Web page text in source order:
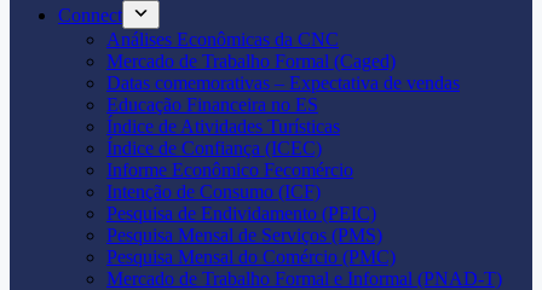
Connect
Análises Econômicas da CNC
Mercado de Trabalho Formal (Caged)
Datas comemorativas – Expectativa de vendas
Educação Financeira no ES
Índice de Atividades Turísticas
Índice de Confiança (ICEC)
Informe Econômico Fecomércio
Intenção de Consumo (ICF)
Pesquisa de Endividamento (PEIC)
Pesquisa Mensal de Serviços (PMS)
Pesquisa Mensal do Comércio (PMC)
Mercado de Trabalho Formal e Informal (PNAD-T)